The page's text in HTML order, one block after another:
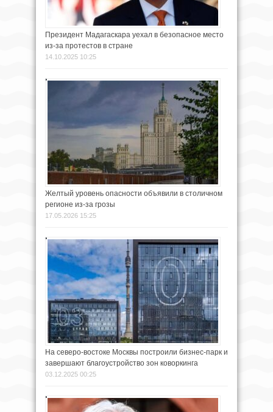
Президент Мадагаскара уехал в безопасное место
из-за протестов в стране
14.10.2025 10:25
Желтый уровень опасности объявили в столичном
регионе из-за грозы
17.05.2026 15:25
На северо-востоке Москвы построили бизнес-парк и
завершают благоустройство зон коворкинга
03.12.2025 00:25